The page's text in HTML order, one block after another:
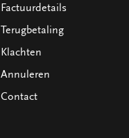
Factuurdetails
Terugbetaling
Klachten
Annuleren
Contact